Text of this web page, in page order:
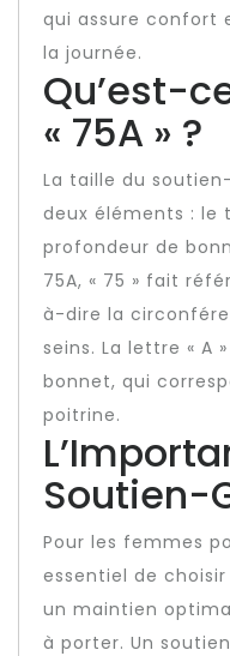
qui assure confort
la journée.
Qu’est-
« 75A » ?
La taille du
deux éléments : le
profondeur de
75A, « 75 » fait
à-dire la
seins. La lettre « A
bonnet, qui
poitrine.
Soutien-
Pour les femmes
essentiel de
un maintien
à porter. Un